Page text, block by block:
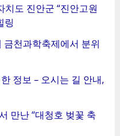
도 진안군 “진안고원
링
천과학축제에서 분위
정보 – 오시는 길 안내,
만난 “대청호 벚꽃 축